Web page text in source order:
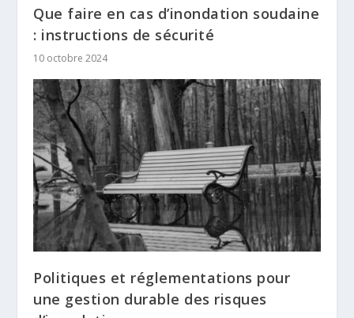
Que faire en cas d’inondation soudaine
: instructions de sécurité
10 octobre 2024
Politiques et réglementations pour
une gestion durable des risques